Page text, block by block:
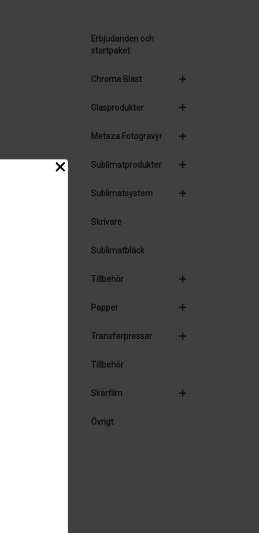
Erbjudanden och
startpaket
+
Chroma Blast
+
Glasprodukter
+
Metaza Fotogravyr
+
Sublimatprodukter
+
Sublimatsystem
Skrivare
Sublimatbläck
+
Tillbehör
+
Papper
+
Transferpressar
Tillbehör
+
Skärfilm
Övrigt